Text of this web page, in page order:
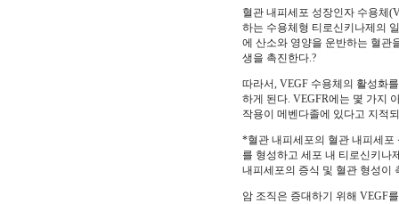
혈관 내피세포 성장인자 수용체
하는 수용체형 티로신키나제의
에 산소와 영양을 운반하는 혈관
생을 촉진한다.?
따라서, VEGF 수용체의 활성화
하게 된다. VEGFR에는 몇 가지
작용이 메벤다졸에 있다고 지적
*혈관 내피세포의 혈관 내피세포
를 형성하고 세포 내 티로신키나
내피세포의 증식 및 혈관 형성이
암 조직은 증대하기 위해 VEGF